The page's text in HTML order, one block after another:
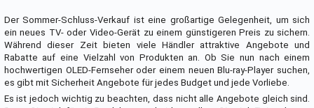
Der Sommer-Schluss-Verkauf ist eine großartige Gelegenheit, um sich
ein neues TV- oder Video-Gerät zu einem günstigeren Preis zu sichern.
Während dieser Zeit bieten viele Händler attraktive Angebote und
Rabatte auf eine Vielzahl von Produkten an. Ob Sie nun nach einem
hochwertigen OLED-Fernseher oder einem neuen Blu-ray-Player suchen,
es gibt mit Sicherheit Angebote für jedes Budget und jede Vorliebe.
Es ist jedoch wichtig zu beachten, dass nicht alle Angebote gleich sind.